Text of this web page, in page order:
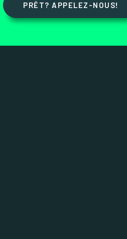
PRÊT? APPELEZ-NOUS!